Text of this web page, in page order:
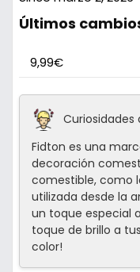
Últimos
9,99€
Curiosidades
Fidton es una
decoración
comestible, como
utilizada desde la
un toque especial
toque de brillo a
color!